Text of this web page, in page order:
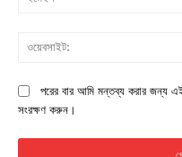
পরের বার আমি মন্তব্য করার জন্য
সংরক্ষণ করুন।